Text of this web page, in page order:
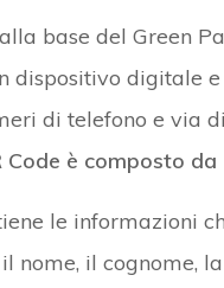
base del Green
dispositivo digitale
di telefono e via
Code è composto
le informazioni
nome, il cognome,